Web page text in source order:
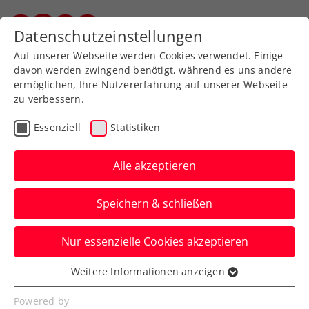
Zurück zur Newsübersicht
Turniere
Upper Austria Ladies
Linz: Kraus fordert
Französin Burel
Im Logistikpark des Linz AG Hafens stieg
mit Camila Giorgi und Anastasia
Potapova die Auslosung des WTA-
Turniers.
Datenschutzeinstellungen
Auf unserer Webseite werden Cookies verwendet. Einige
davon werden zwingend benötigt, während es uns andere
ermöglichen, Ihre Nutzererfahrung auf unserer Webseite
zu verbessern.
Essenziell Statistiken
Alle akzeptieren
Speichern & schließen
Nur essenzielle Cookies akzeptieren
Essenziell
Essenzielle Cookies werden für grundlegende
Weitere Informationen anzeigen
Powered by